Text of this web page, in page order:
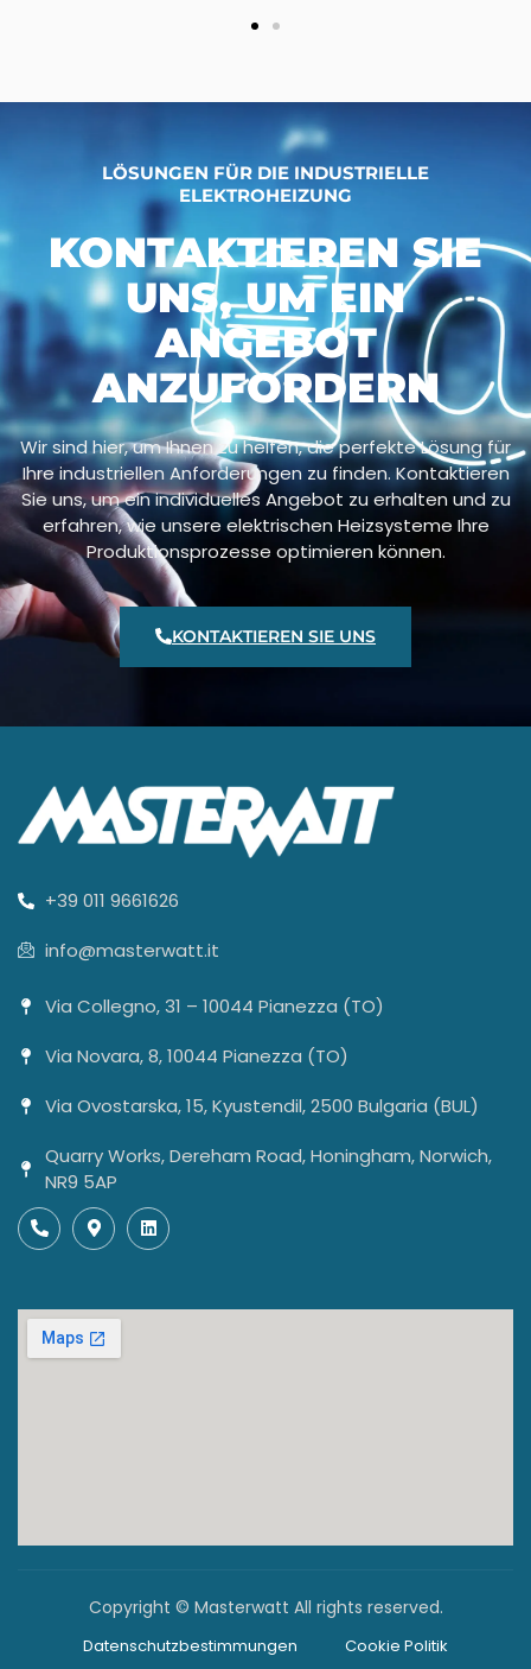
LÖSUNGEN FÜR DIE INDUSTRIELLE
ELEKTROHEIZUNG
KONTAKTIEREN SIE
UNS, UM EIN
ANGEBOT
ANZUFORDERN
Wir sind hier, um Ihnen zu helfen, die perfekte Lösung für
Ihre industriellen Anforderungen zu finden. Kontaktieren
Sie uns, um ein individuelles Angebot zu erhalten und zu
erfahren, wie unsere elektrischen Heizsysteme Ihre
Produktionsprozesse optimieren können.
KONTAKTIEREN SIE UNS
+39 011 9661626
info@masterwatt.it
Via Collegno, 31 – 10044 Pianezza (TO)
Via Novara, 8, 10044 Pianezza (TO)
Via Ovostarska, 15, Kyustendil, 2500 Bulgaria (BUL)
Quarry Works, Dereham Road, Honingham, Norwich,
NR9 5AP
Copyright © Masterwatt All rights reserved.
Datenschutzbestimmungen
Cookie Politik